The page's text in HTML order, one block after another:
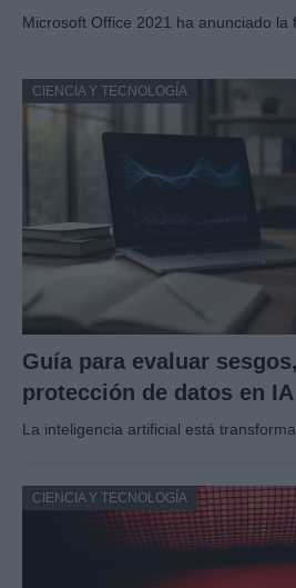
Microsoft Office 2021 ha anunciado
CIENCIA Y TECNOLOGÍA
Guía para evaluar
protección de datos en IA
La inteligencia artificial está
CIENCIA Y TECNOLOGÍA